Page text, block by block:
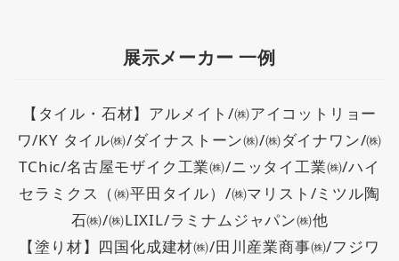
展示メーカー 一例
【タイル・石材】アルメイト/㈱アイコットリョー
ワ/KY タイル㈱/ダイナストーン㈱/㈱ダイナワン/㈱
TChic/名古屋モザイク工業㈱/ニッタイ工業㈱/ハイ
セラミクス（㈱平田タイル）/㈱マリスト/ミツル陶
石㈱/㈱LIXIL/ラミナムジャパン㈱他
【塗り材】四国化成建材㈱/田川産業商事㈱/フジワ